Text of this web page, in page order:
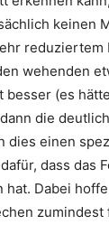
keinen
reduziertem
wehenden
(es
die
dies einen
dass das
Dabei
zumindest